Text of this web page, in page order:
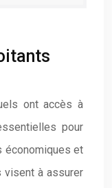
ont accès à
pour
économiques et
visent à assurer